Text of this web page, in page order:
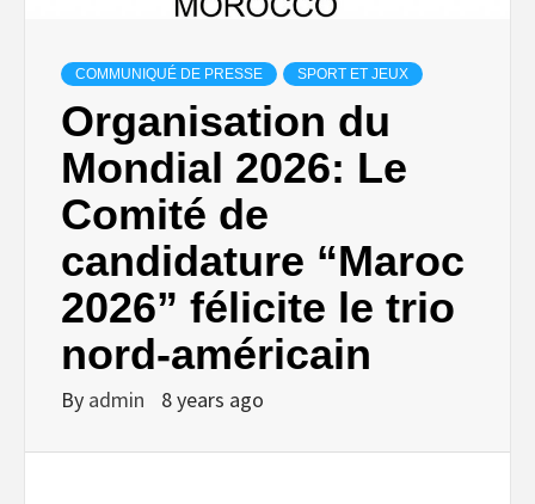
COMMUNIQUÉ DE PRESSE SPORT ET JEUX
Organisation du
Mondial 2026: Le
Comité de
candidature “Maroc
2026” félicite le trio
nord-américain
By admin 8 years ago